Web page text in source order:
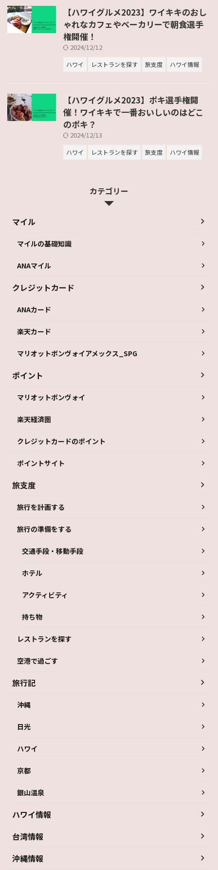
【ハワイグルメ2023】ワイキキのおし
ゃれなカフェやベーカリーで朝食選手
権開催！
2024/12/12
ハワイ レストランを探す 旅支度 ハワイ情報
【ハワイグルメ2023】ポキ選手権開
催！ワイキキで一番おいしいのはどこ
のポキ？
2024/12/13
ハワイ レストランを探す 旅支度 ハワイ情報
カテゴリー
マイル
マイルの基礎知識
ANAマイル
クレジットカード
ANAカード
楽天カード
マリオットボンヴォイアメックス_SPG
ポイント
マリオットボンヴォイ
楽天経済圏
クレジットカードのポイント
ポイントサイト
旅支度
旅行を計画する
旅行の準備をする
交通手段・移動手段
ホテル
アクティビティ
持ち物
レストランを探す
空港で過ごす
旅行記
沖縄
日光
ハワイ
京都
銀山温泉
ハワイ情報
台湾情報
沖縄情報